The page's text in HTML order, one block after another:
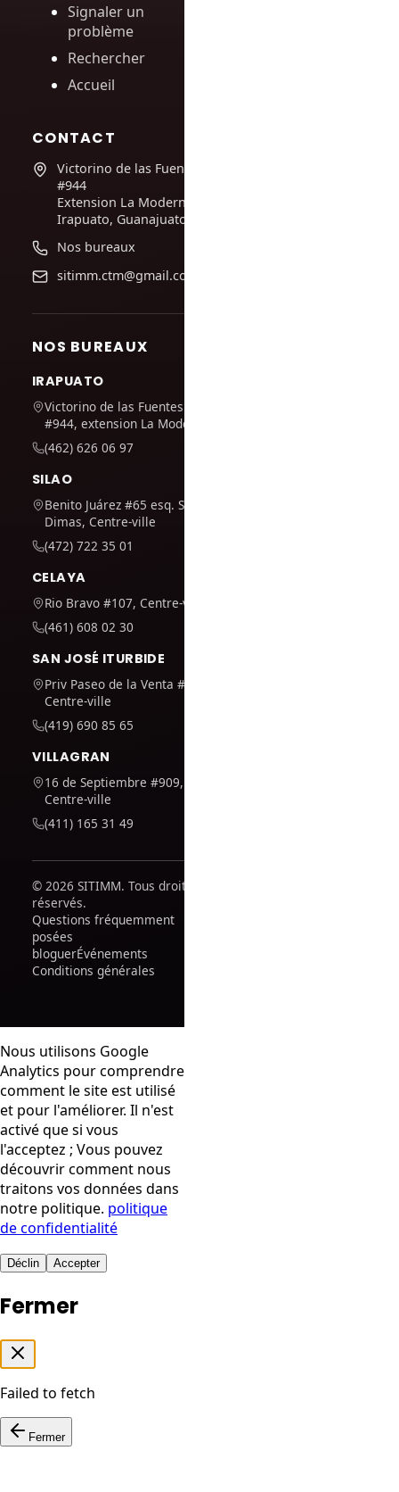
Signaler un
problème
Rechercher
Accueil
CONTACT
Victorino de las Fuentes
#944
Extension La Moderna,
Irapuato, Guanajuato
Nos bureaux
sitimm.ctm@gmail.com
NOS BUREAUX
IRAPUATO
Victorino de las Fuentes
#944, extension La Moderna
(462) 626 06 97
SILAO
Benito Juárez #65 esq. San
Dimas, Centre-ville
(472) 722 35 01
CELAYA
Rio Bravo #107, Centre-ville
(461) 608 02 30
SAN JOSÉ ITURBIDE
Priv Paseo de la Venta #7,
Centre-ville
(419) 690 85 65
VILLAGRAN
16 de Septiembre #909,
Centre-ville
(411) 165 31 49
© 2026 SITIMM. Tous droits
réservés.
Questions fréquemment
posées
bloguerÉvénements
Conditions générales
Nous utilisons Google
Analytics pour comprendre
comment le site est utilisé
et pour l'améliorer. Il n'est
activé que si vous
l'acceptez ; Vous pouvez
découvrir comment nous
traitons vos données dans
notre politique. politique
de confidentialité
Déclin Accepter
Fermer
Failed to fetch
Fermer